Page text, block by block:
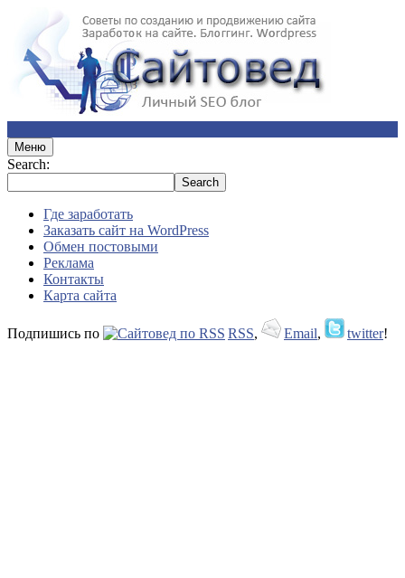
Меню
Search:
Где заработать
Заказать сайт на WordPress
Обмен постовыми
Реклама
Контакты
Карта сайта
Подпишись по RSS, Email, twitter!